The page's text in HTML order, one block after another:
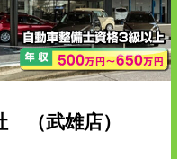
（武雄店）